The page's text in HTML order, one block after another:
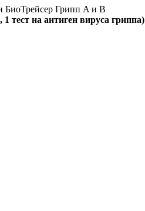
БиоТрейсер Грипп A и B
тест на антиген вируса гриппа)